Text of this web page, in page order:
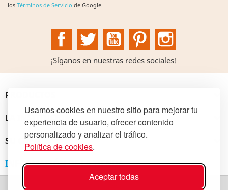
Usamos cookies en nuestro sitio para mejorar tu
experiencia de usuario, ofrecer contenido
personalizado y analizar el tráfico.
Política de cookies.
Aceptar todas
los Términos de Servicio de Google.
FacebookTwitter YouTubePinterest
¡Síganos en nuestras redes sociales!
PRODUCTOS 
LA INSTITUCIÓN 
SU CUENTA 
INFORMACIÓN DE LA TIENDA